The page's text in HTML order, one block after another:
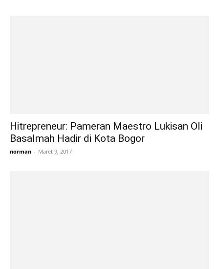
Hitrepreneur: Pameran Maestro Lukisan Oli
Basalmah Hadir di Kota Bogor
norman - Maret 9, 2017